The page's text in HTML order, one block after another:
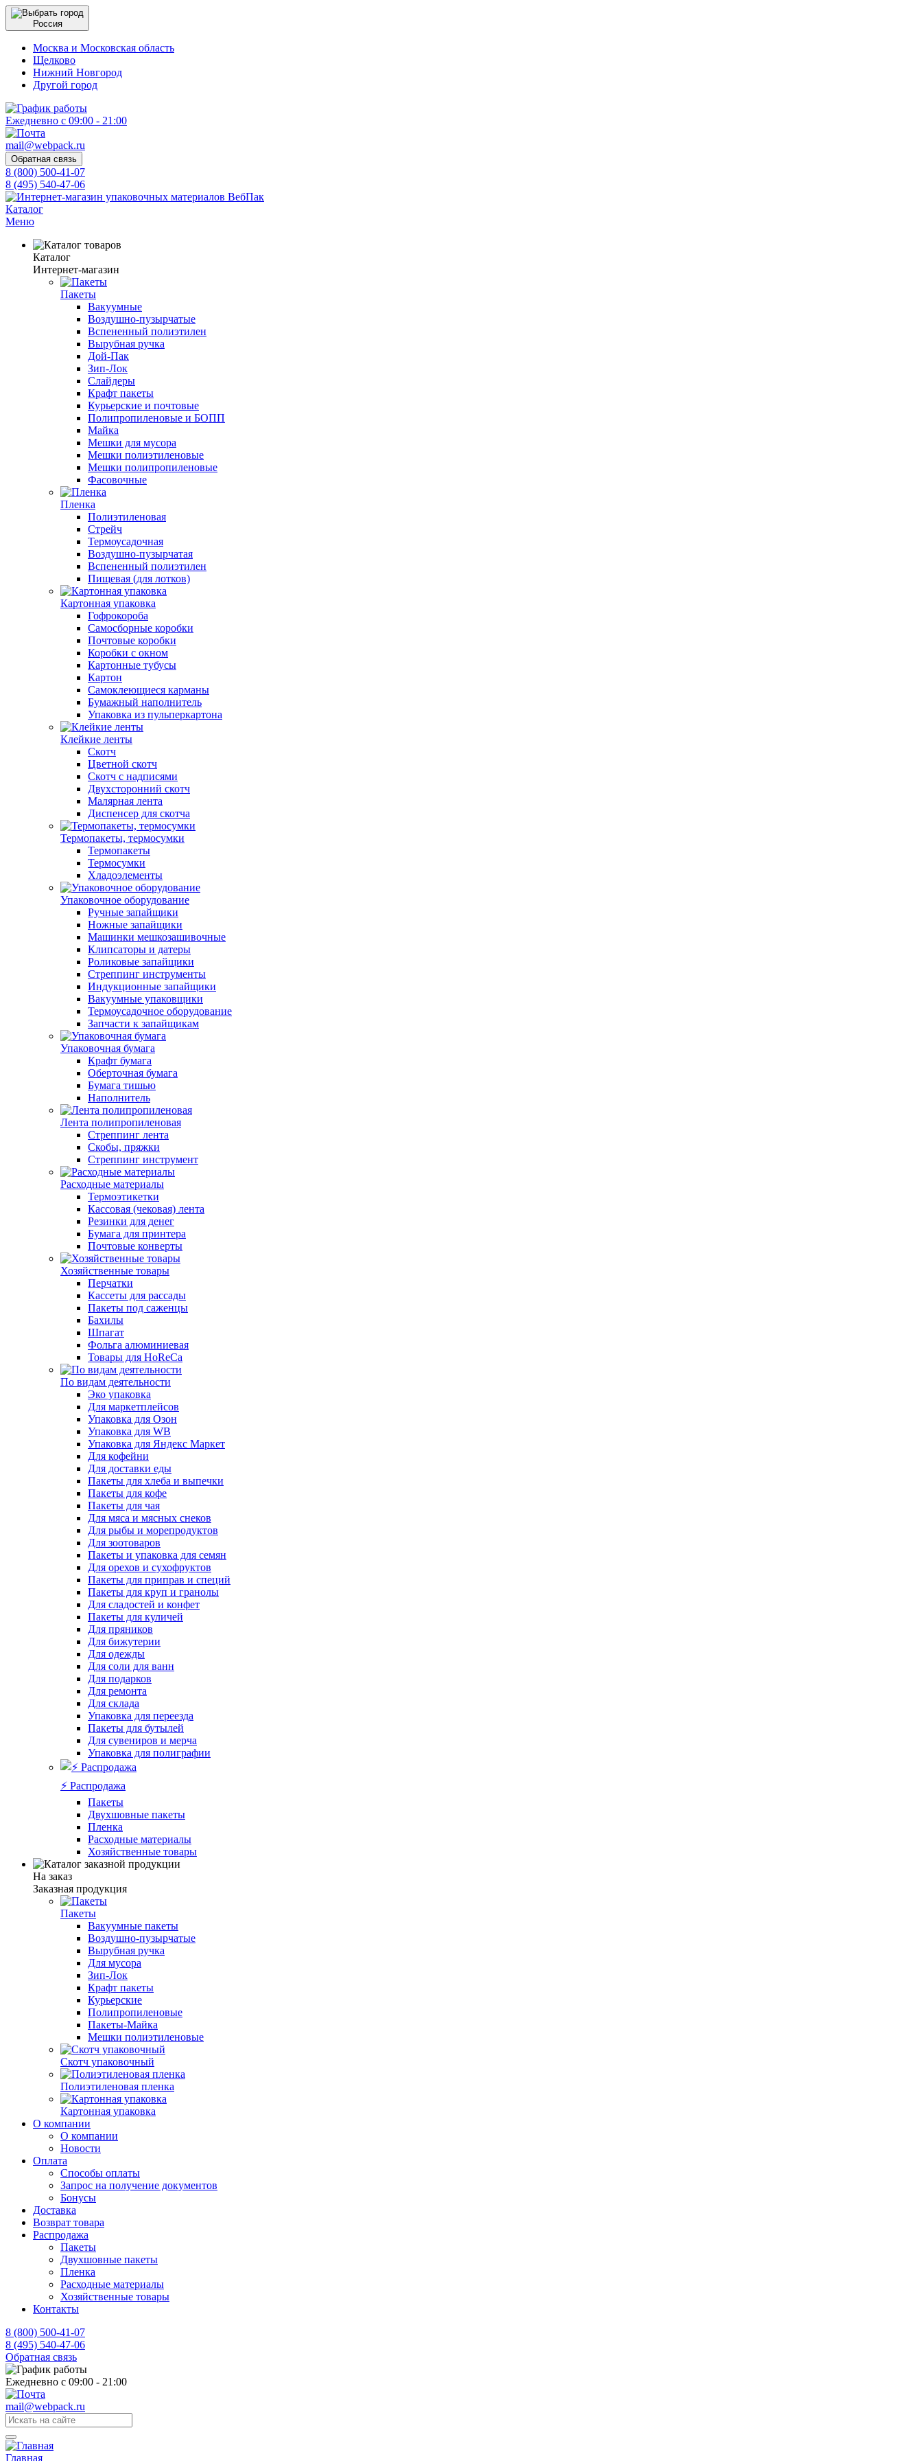
Россия
Москва и Московская область
Щелково
Нижний Новгород
Другой город
Ежедневно с 09:00 - 21:00
mail@webpack.ru
Обратная связь
8 (800) 500-41-07
8 (495) 540-47-06
Каталог
Меню
Каталог
Интернет-магазин
Пакеты
Вакуумные
Воздушно-пузырчатые
Вспененный полиэтилен
Вырубная ручка
Дой-Пак
Зип-Лок
Слайдеры
Крафт пакеты
Курьерские и почтовые
Полипропиленовые и БОПП
Майка
Мешки для мусора
Мешки полиэтиленовые
Мешки полипропиленовые
Фасовочные
Пленка
Полиэтиленовая
Стрейч
Термоусадочная
Воздушно-пузырчатая
Вспененный полиэтилен
Пищевая (для лотков)
Картонная упаковка
Гофрокороба
Самосборные коробки
Почтовые коробки
Коробки с окном
Картонные тубусы
Картон
Самоклеющиеся карманы
Бумажный наполнитель
Упаковка из пульперкартона
Клейкие ленты
Скотч
Цветной скотч
Скотч с надписями
Двухсторонний скотч
Малярная лента
Диспенсер для скотча
Термопакеты, термосумки
Термопакеты
Термосумки
Хладоэлементы
Упаковочное оборудование
Ручные запайщики
Ножные запайщики
Машинки мешкозашивочные
Клипсаторы и датеры
Роликовые запайщики
Стреппинг инструменты
Индукционные запайщики
Вакуумные упаковщики
Термоусадочное оборудование
Запчасти к запайщикам
Упаковочная бумага
Крафт бумага
Оберточная бумага
Бумага тишью
Наполнитель
Лента полипропиленовая
Стреппинг лента
Скобы, пряжки
Стреппинг инструмент
Расходные материалы
Термоэтикетки
Кассовая (чековая) лента
Резинки для денег
Бумага для принтера
Почтовые конверты
Хозяйственные товары
Перчатки
Кассеты для рассады
Пакеты под саженцы
Бахилы
Шпагат
Фольга алюминиевая
Товары для HoReCa
По видам деятельности
Эко упаковка
Для маркетплейсов
Упаковка для Озон
Упаковка для WB
Упаковка для Яндекс Маркет
Для кофейни
Для доставки еды
Пакеты для хлеба и выпечки
Пакеты для кофе
Пакеты для чая
Для мяса и мясных снеков
Для рыбы и морепродуктов
Для зоотоваров
Пакеты и упаковка для семян
Для орехов и сухофруктов
Пакеты для приправ и специй
Пакеты для круп и гранолы
Для сладостей и конфет
Пакеты для куличей
Для пряников
Для бижутерии
Для одежды
Для соли для ванн
Для подарков
Для ремонта
Для склада
Упаковка для переезда
Пакеты для бутылей
Для сувениров и мерча
Упаковка для полиграфии
⚡️ Распродажа
Пакеты
Двухшовные пакеты
Пленка
Расходные материалы
Хозяйственные товары
На заказ
Заказная продукция
Пакеты
Вакуумные пакеты
Воздушно-пузырчатые
Вырубная ручка
Для мусора
Зип-Лок
Крафт пакеты
Курьерские
Полипропиленовые
Пакеты-Майка
Мешки полиэтиленовые
Скотч упаковочный
Полиэтиленовая пленка
Картонная упаковка
О компании
О компании
Новости
Оплата
Способы оплаты
Запрос на получение документов
Бонусы
Доставка
Возврат товара
Распродажа
Пакеты
Двухшовные пакеты
Пленка
Расходные материалы
Хозяйственные товары
Контакты
8 (800) 500-41-07
8 (495) 540-47-06
Обратная связь
Ежедневно с 09:00 - 21:00
mail@webpack.ru
Главная